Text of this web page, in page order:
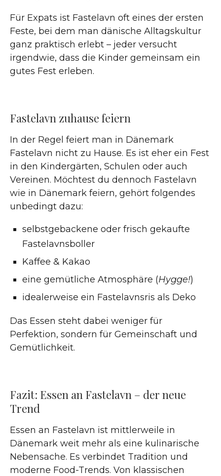
Für Expats ist Fastelavn oft eines der ersten
Feste, bei dem man dänische Alltagskultur
ganz praktisch erlebt – jeder versucht
irgendwie, dass die Kinder gemeinsam ein
gutes Fest erleben.
Fastelavn zuhause feiern
In der Regel feiert man in Dänemark
Fastelavn nicht zu Hause. Es ist eher ein Fest
in den Kindergärten, Schulen oder auch
Vereinen. Möchtest du dennoch Fastelavn
wie in Dänemark feiern, gehört folgendes
unbedingt dazu:
selbstgebackene oder frisch gekaufte
Fastelavnsboller
Kaffee & Kakao
eine gemütliche Atmosphäre (Hygge!)
idealerweise ein Fastelavnsris als Deko
Das Essen steht dabei weniger für
Perfektion, sondern für Gemeinschaft und
Gemütlichkeit.
Fazit: Essen an Fastelavn – der neue
Trend
Essen an Fastelavn ist mittlerweile in
Dänemark weit mehr als eine kulinarische
Nebensache. Es verbindet Tradition und
moderne Food-Trends. Von klassischen